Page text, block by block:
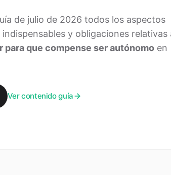
de julio de 2026 todos los aspectos
y obligaciones relativas
para que compense ser autónomo en
Ver contenido guía